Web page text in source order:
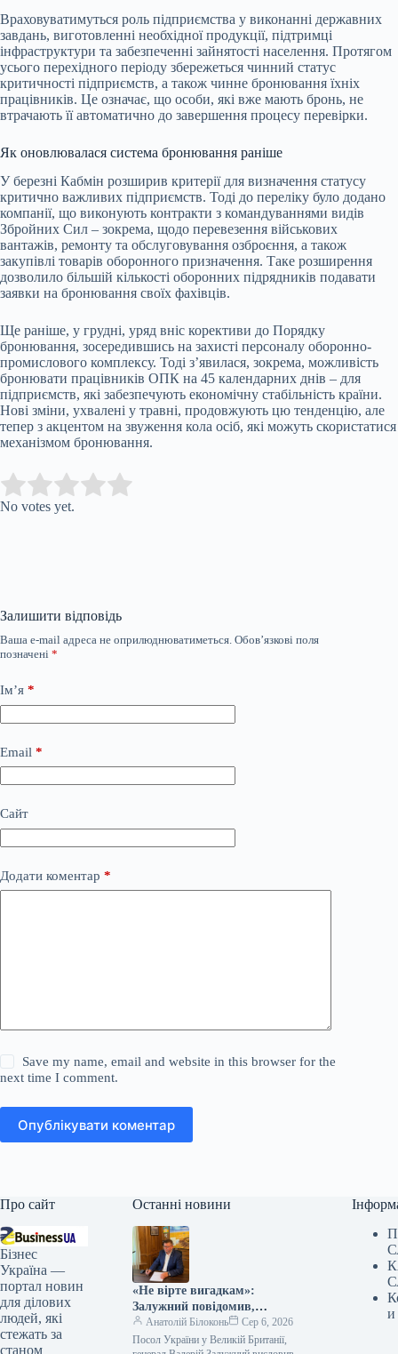
Враховуватимуться роль підприємства у виконанні державних
завдань, виготовленні необхідної продукції, підтримці
інфраструктури та забезпеченні зайнятості населення. Протягом
усього перехідного періоду збережеться чинний статус
критичності підприємств, а також чинне бронювання їхніх
працівників. Це означає, що особи, які вже мають бронь, не
втрачають її автоматично до завершення процесу перевірки.
Як оновлювалася система бронювання раніше
У березні Кабмін розширив критерії для визначення статусу
критично важливих підприємств. Тоді до переліку було додано
компанії, що виконують контракти з командуваннями видів
Збройних Сил – зокрема, щодо перевезення військових
вантажів, ремонту та обслуговування озброєння, а також
закупівлі товарів оборонного призначення. Таке розширення
дозволило більшій кількості оборонних підрядників подавати
заявки на бронювання своїх фахівців.
Ще раніше, у грудні, уряд вніс корективи до Порядку
бронювання, зосередившись на захисті персоналу оборонно-
промислового комплексу. Тоді з’явилася, зокрема, можливість
бронювати працівників ОПК на 45 календарних днів – для
підприємств, які забезпечують економічну стабільність країни.
Нові зміни, ухвалені у травні, продовжують цю тенденцію, але
тепер з акцентом на звуження кола осіб, які можуть скористатися
механізмом бронювання.
Rate this item:
No votes yet.
Залишити відповідь
Ваша e-mail адреса не оприлюднюватиметься. Обов’язкові поля
позначені *
Ім’я *
Email *
Сайт
Додати коментар *
Save my name, email and website in this browser for the
next time I comment.
Опублікувати коментар
Про сайт
Бізнес
Україна —
портал новин
для ділових
людей, які
стежать за
станом
Останні новини
«Не вірте вигадкам»:
Залужний повідомив,
що Україна ніколи
не приєднається до НАТО
Анатолій Білоконь
Сер 6, 2026
Посол України у Великій Британії,
и